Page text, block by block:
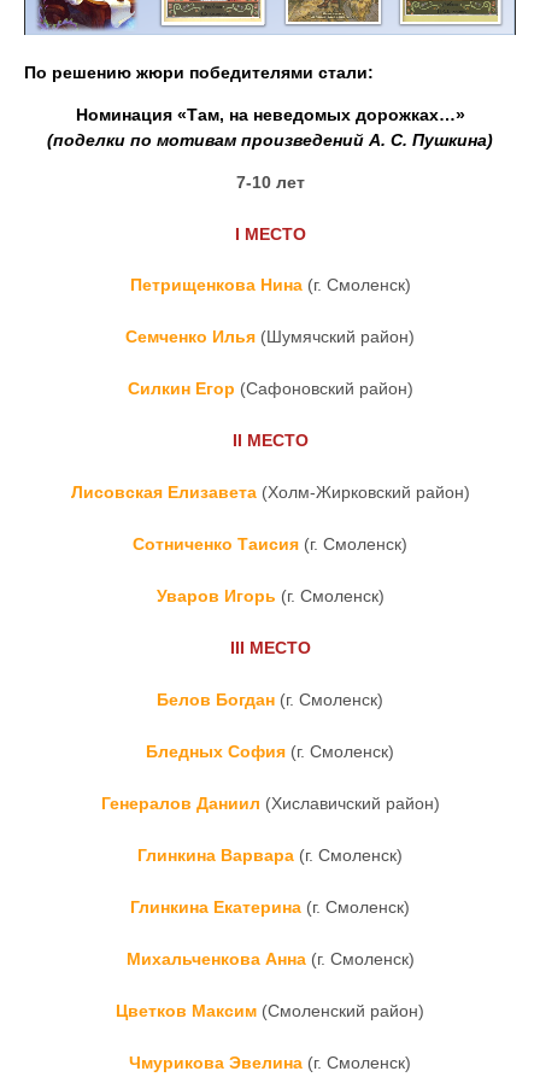
По решению жюри победителями стали:
Номинация «Там, на неведомых дорожках…»
(поделки по мотивам произведений А. С. Пушкина)
7-10 лет
I МЕСТО
Петрищенкова Нина(г. Смоленск)
Семченко Илья (Шумячский район)
Силкин Егор (Сафоновский район)
II МЕСТО
Лисовская Елизавета(Холм-Жирковский район)
Сотниченко Таисия (г. Смоленск)
Уваров Игорь (г. Смоленск)
III МЕСТО
Белов Богдан (г. Смоленск)
Бледных София (г. Смоленск)
Генералов Даниил (Хиславичский район)
Глинкина Варвара (г. Смоленск)
Глинкина Екатерина (г. Смоленск)
Михальченкова Анна(г. Смоленск)
Цветков Максим (Смоленский район)
Чмурикова Эвелина (г. Смоленск)